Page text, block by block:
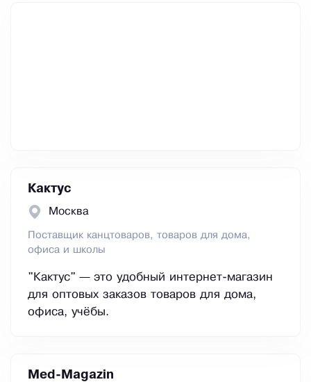
Кактус
Москва
Поставщик канцтоваров, товаров для дома,
офиса и школы
"Кактус" — это удобный интернет-магазин
для оптовых заказов товаров для дома,
офиса, учёбы.
Med-Magazin